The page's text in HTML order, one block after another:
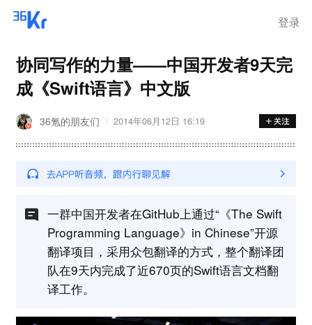
登录
协同写作的力量——中国开发者9天完
成《Swift语言》中文版
36氪的朋友们 2014年06月12日 16:19
一群中国开发者在GitHub上通过“《The Swift
Programming Language》in Chinese”开源
翻译项目，采用众包翻译的方式，整个翻译团
队在9天内完成了近670页的Swift语言文档翻
译工作。